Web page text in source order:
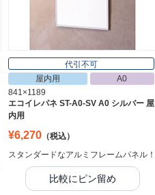
代引不可
屋内用
A0
841×1189
エコイレパネ ST-A0-SV A0 シルバー 屋
内用
¥6,270 （税込）
スタンダードなアルミフレームパネル！
比較にピン留め